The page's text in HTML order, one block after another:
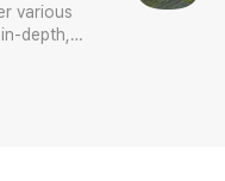
various
depth,
sense or